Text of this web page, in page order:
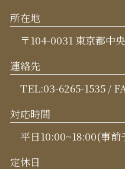
所在地
〒104-0031 東京都中
連絡先
TEL:03-6265-1535 /
対応時間
平日10:00~18:00(事
定休日